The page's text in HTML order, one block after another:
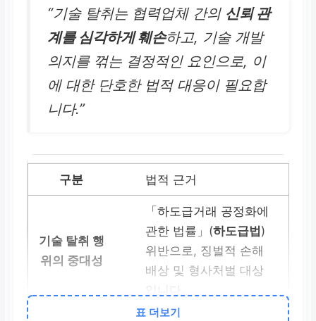
“기술 탈취는 협력업체 간의 신뢰 관
계를 심각하게 훼손하고, 기술 개발
의지를 꺾는 결정적인 요인으로, 이
에 대한 단호한 법적 대응이 필요합
니다.”
법적 근거
「하도급거래 공정화에
관한 법률」(하도급법)
위반으로, 징벌적 손해
배상 및 형사처벌 대상
입니다.
표 더보기